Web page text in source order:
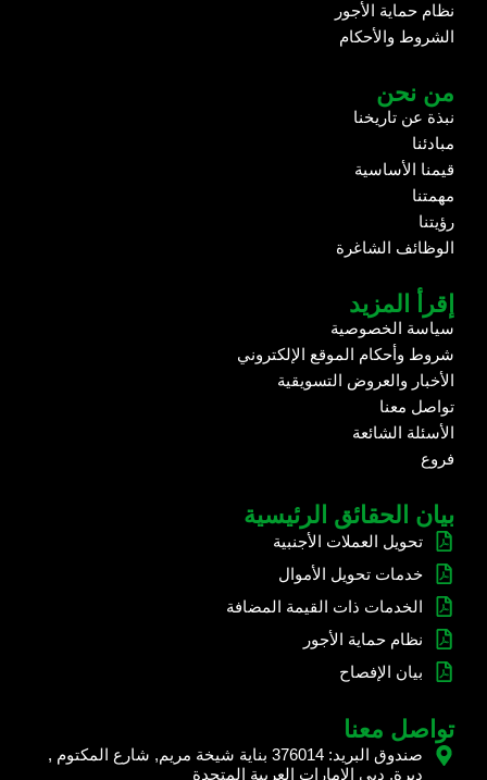
نظام حماية الأجور
الشروط والأحكام
من نحن
نبذة عن تاريخنا
مبادئنا
قيمنا الأساسية
مهمتنا
رؤيتنا
الوظائف الشاغرة
إقرأ المزيد
سياسة الخصوصية
شروط وأحكام الموقع الإلكتروني
الأخبار والعروض التسويقية
تواصل معنا
الأسئلة الشائعة
فروع
بيان الحقائق الرئيسية
تحويل العملات الأجنبية
خدمات تحويل الأموال
الخدمات ذات القيمة المضافة
نظام حماية الأجور
بيان الإفصاح
تواصل معنا
صندوق البريد: 376014 بناية شيخة مريم, شارع المكتوم ,
ديرة, دبي الامارات العربية المتحدة